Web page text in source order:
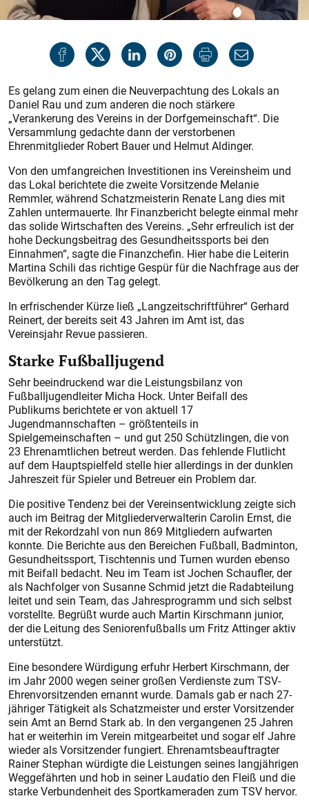
Es gelang zum einen die Neuverpachtung des Lokals an
Daniel Rau und zum anderen die noch stärkere
„Verankerung des Vereins in der Dorfgemeinschaft“. Die
Versammlung gedachte dann der verstorbenen
Ehrenmitglieder Robert Bauer und Helmut Aldinger.
Von den umfangreichen Inves­titionen ins Vereinsheim und
das Lokal berichtete die zweite Vorsitzende Melanie
Remmler, während Schatzmeisterin Renate Lang dies mit
Zahlen untermauerte. Ihr Finanzbericht belegte einmal mehr
das solide Wirtschaften des Vereins. „Sehr erfreulich ist der
hohe Deckungsbeitrag des Gesundheitssports bei den
Einnahmen“, sagte die Finanzchefin. Hier habe die Leiterin
Martina Schili das richtige Gespür für die Nachfrage aus der
Bevölkerung an den Tag gelegt.
In erfrischender Kürze ließ „Langzeitschriftführer“ Gerhard
Reinert, der bereits seit 43 Jahren im Amt ist, das
Vereinsjahr Revue passieren.
Starke Fußballjugend
Sehr beeindruckend war die Leis­tungsbilanz von
Fußballjugendleiter Micha Hock. Unter Beifall des
Publikums berichtete er von aktuell 17
Jugendmannschaften – größtenteils in
Spielgemeinschaften – und gut 250 Schützlingen, die von
23 Ehrenamtlichen betreut werden. Das fehlende Flutlicht
auf dem Hauptspielfeld stelle hier allerdings in der dunklen
Jahreszeit für Spieler und Betreuer ein Problem dar.
Die positive Tendenz bei der Vereinsentwicklung zeigte sich
auch im Beitrag der Mitgliederverwalterin Carolin Ernst, die
mit der Rekordzahl von nun 869 Mitgliedern aufwarten
konnte. Die Berichte aus den Bereichen Fußball, Badminton,
Gesundheitssport, Tischtennis und Turnen wurden ebenso
mit Beifall bedacht. Neu im Team ist Jochen Schaufler, der
als Nachfolger von Susanne Schmid jetzt die Radabteilung
leitet und sein Team, das Jahresprogramm und sich selbst
vorstellte. Begrüßt wurde auch Martin Kirschmann junior,
der die Leitung des Seniorenfußballs um Fritz Attinger aktiv
unterstützt.
Eine besondere Würdigung erfuhr Herbert Kirschmann, der
im Jahr 2000 wegen seiner großen Verdienste zum TSV-
Ehrenvorsitzenden ernannt wurde. Damals gab er nach 27-
jähriger Tätigkeit als Schatzmeister und erster Vorsitzender
sein Amt an Bernd Stark ab. In den vergangenen 25 Jahren
hat er weiterhin im Verein mitgearbeitet und sogar elf Jahre
wieder als Vorsitzender fungiert. Ehrenamtsbeauftragter
Rainer Stephan würdigte die Leistungen seines langjährigen
Weggefährten und hob in seiner Laudatio den Fleiß und die
starke Verbundenheit des Sportkameraden zum TSV hervor.